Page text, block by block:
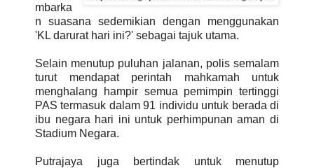
mbarka
n suasana sedemikian dengan menggunakan
'KL darurat hari ini?' sebagai tajuk utama.
Selain menutup puluhan jalanan, polis semalam
turut mendapat perintah mahkamah untuk
menghalang hampir semua pemimpin tertinggi
PAS termasuk dalam 91 individu untuk berada di
ibu negara hari ini untuk perhimpunan aman di
Stadium Negara.
Putrajaya juga bertindak untuk menutup